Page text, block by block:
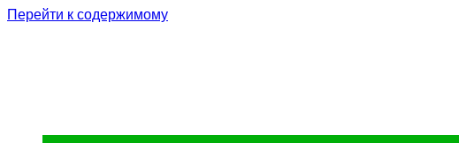
Перейти к содержимому